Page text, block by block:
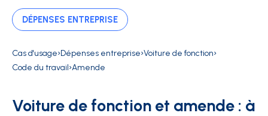
DÉPENSES ENTREPRISE
Cas d'usage›Dépenses entreprise›Voiture de fonction›
Code du travail›Amende
Voiture de fonction et amende : à